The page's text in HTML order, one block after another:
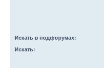
Искать в подфорумах:
Искать: